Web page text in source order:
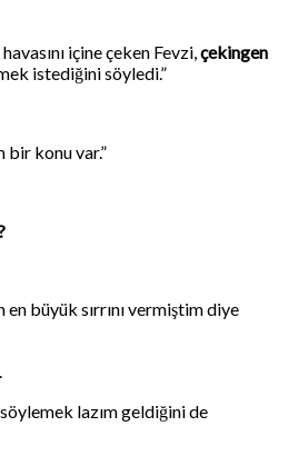
içine çeken Fevzi,çekingen
istediğini söyledi.”
bir konu var.”
en büyük sırrını vermiştim diye
lazım geldiğini de